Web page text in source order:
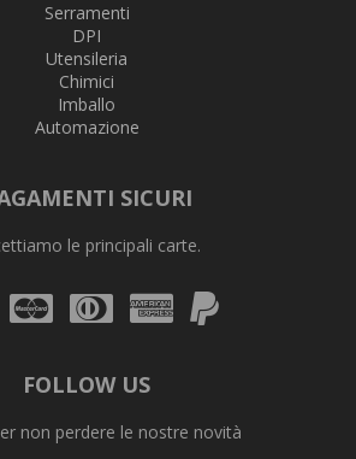
Serramenti
DPI
Utensileria
Chimici
Imballo
Automazione
SICURI
le principali carte.
Mastercard
Diners
Club
AmexPayPal
FOLLOW US
non perdere le nostre novità